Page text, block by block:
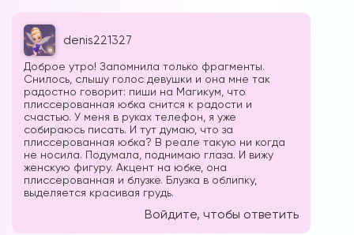
denis221327
Доброе утро! Запомнила только фрагменты.
Снилось, слышу голос девушки и она мне так
радостно говорит: пиши на Магикум, что
плиссерованная юбка снится к радости и
счастью. У меня в руках телефон, я уже
собираюсь писать. И тут думаю, что за
плиссерованная юбка? В реале такую ни когда
не носила. Подумала, поднимаю глаза. И вижу
женскую фигуру. Акцент на юбке, она
плиссерованная и блузке. Блузка в облипку,
выделяется красивая грудь.
Войдите, чтобы ответить